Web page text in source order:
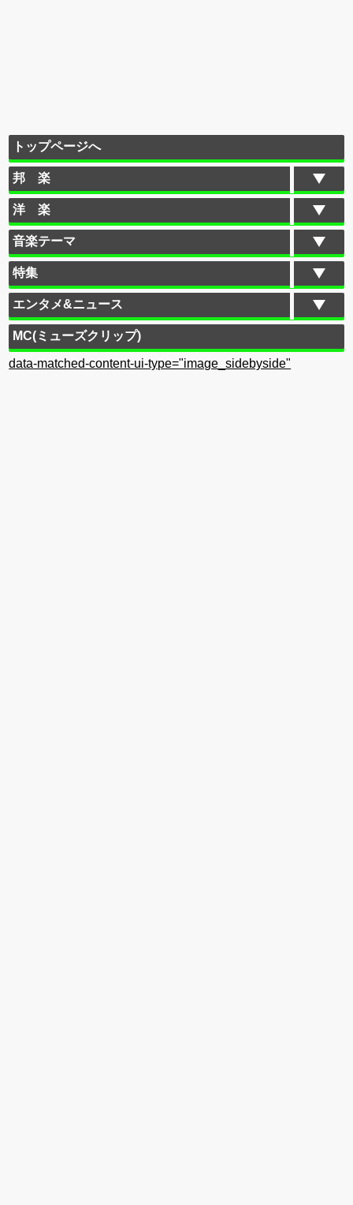
トップページへ
邦 楽
洋 楽
音楽テーマ
特集
エンタメ&ニュース
MC(ミューズクリップ)
data-matched-content-ui-type="image_sidebyside"